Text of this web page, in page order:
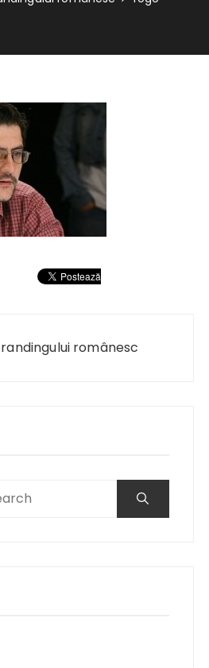
românesc